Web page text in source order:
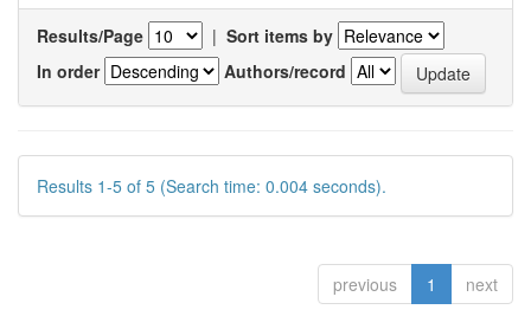
Results/Page | Sort items by
In order
Authors/record
Results 1-5 of 5 (Search time: 0.004 seconds).
previous 1 next